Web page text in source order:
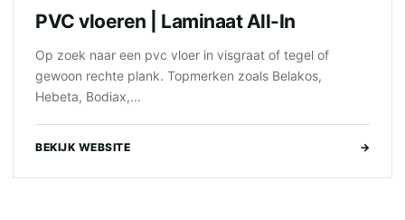
PVC vloeren | Laminaat All-In
Op zoek naar een pvc vloer in visgraat of tegel of
gewoon rechte plank. Topmerken zoals Belakos,
Hebeta, Bodiax,...
BEKIJK WEBSITE →